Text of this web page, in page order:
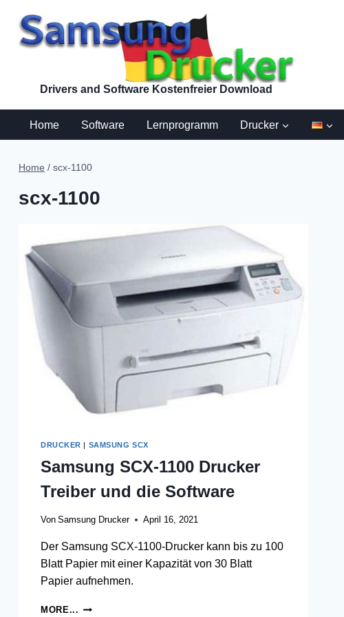
Inhalt
springen
Drivers and Software Kostenfreier Download
Home Software Lernprogramm Drucker
Home / scx-1100
scx-1100
DRUCKER | SAMSUNG SCX
Samsung SCX-1100 Drucker
Treiber und die Software
Von Samsung Drucker April 16, 2021
Der Samsung SCX-1100-Drucker kann bis zu 100
Blatt Papier mit einer Kapazität von 30 Blatt
Papier aufnehmen.
MORE... SAMSUNG